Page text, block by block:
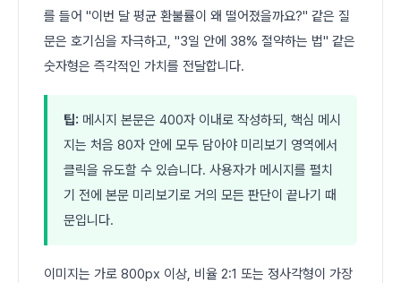
를 들어 "이번 달 평균 환불률이 왜 떨어졌을까요?" 같은 질
문은 호기심을 자극하고, "3일 안에 38% 절약하는 법" 같은
숫자형은 즉각적인 가치를 전달합니다.
팁: 메시지 본문은 400자 이내로 작성하되, 핵심 메시
지는 처음 80자 안에 모두 담아야 미리보기 영역에서
클릭을 유도할 수 있습니다. 사용자가 메시지를 펼치
기 전에 본문 미리보기로 거의 모든 판단이 끝나기 때
문입니다.
이미지는 가로 800px 이상, 비율 2:1 또는 정사각형이 가장